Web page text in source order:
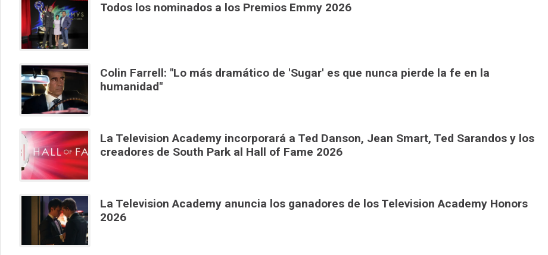
Todos los nominados a los Premios Emmy 2026
Colin Farrell: "Lo más dramático de 'Sugar' es que nunca pierde la fe en la
humanidad"
La Television Academy incorporará a Ted Danson, Jean Smart, Ted Sarandos y los
creadores de South Park al Hall of Fame 2026
La Television Academy anuncia los ganadores de los Television Academy Honors
2026